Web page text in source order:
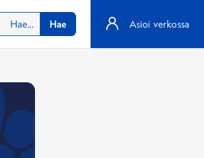
Hae Asioi verkossa